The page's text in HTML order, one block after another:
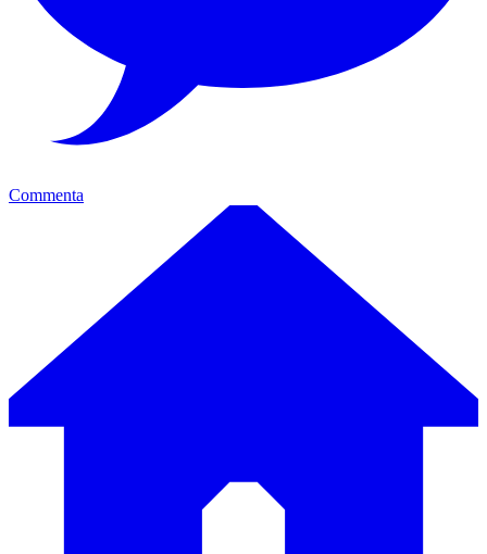
Commenta